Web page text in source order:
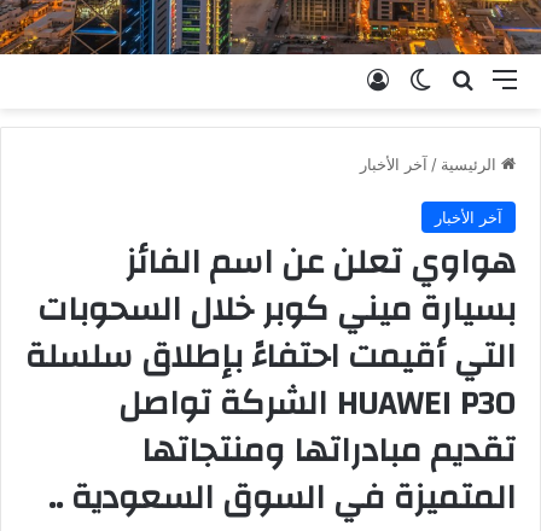
القائمة بحث عنالوضع المظلم
الرئيسية / آخر الأخبار
آخر الأخبار
هواوي تعلن عن اسم الفائز
بسيارة ميني كوبر خلال السحوبات
التي أقيمت احتفاءً بإطلاق سلسلة
HUAWEI P30 الشركة تواصل
تقديم مبادراتها ومنتجاتها
المتميزة في السوق السعودية ..